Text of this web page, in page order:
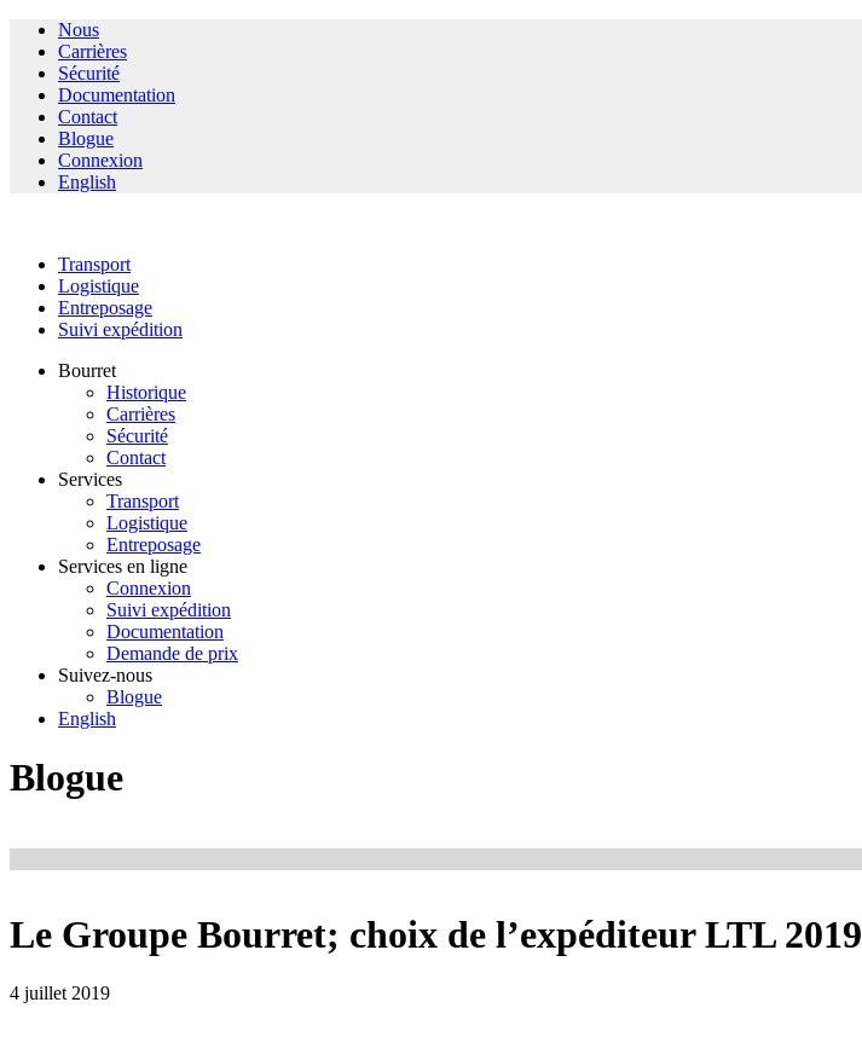
Nous
Carrières
Sécurité
Documentation
Contact
Blogue
Connexion
English
Transport
Logistique
Entreposage
Suivi expédition
Bourret
Historique
Carrières
Sécurité
Contact
Services
Transport
Logistique
Entreposage
Services en ligne
Connexion
Suivi expédition
Documentation
Demande de prix
Suivez-nous
Blogue
English
Blogue
Le Groupe Bourret; choix de l’expéditeur LTL 2019
4 juillet 2019